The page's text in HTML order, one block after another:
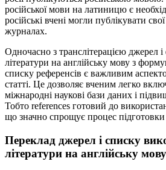
російської мови на латиницю є
російські вчені могли публікувати
журналах.
Одночасно з транслітерацією джерел
літератури на англійську мову з
списку референсів є важливим
статті. Це дозволяє вченим легко
міжнародні наукові бази даних і
Тобто references готовий до
що значно спрощує процес підготовки
Переклад джерел і списку
літератури на англійську мову